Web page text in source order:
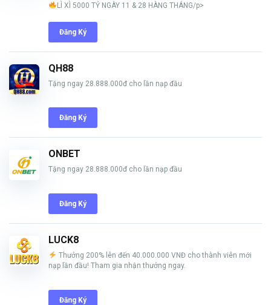
LÌ XÌ 5000 TỶ NGÀY 11 & 28 HÀNG THÁNG/p>
Đăng Ký
QH88
Tặng ngay 28.888.000đ cho lần nạp đầu
Đăng Ký
ONBET
Tặng ngay 28.888.000đ cho lần nạp đầu
Đăng Ký
LUCK8
Thưởng 200% lên đến 40.000.000 VNĐ cho thành viên mới
nạp lần đầu! Tham gia nhận thưởng ngay.
Đăng Ký